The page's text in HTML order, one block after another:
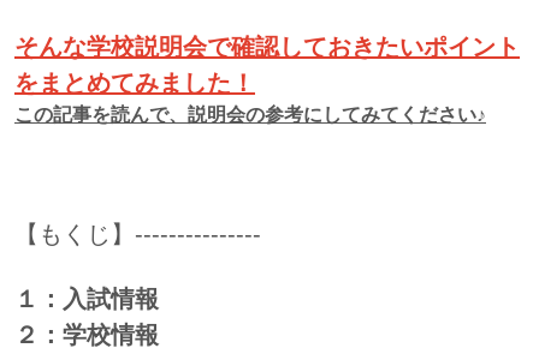
そんな学校説明会で確認しておきたいポイント
をまとめてみました！
この記事を読んで、説明会の参考にしてみてください♪
【もくじ】---------------
１：入試情報
２：学校情報